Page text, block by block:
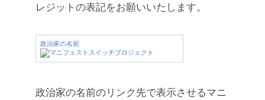
レジットの表記をお願いいたします。
政治家の名前
政治家の名前のリンク先で表示させるマニ